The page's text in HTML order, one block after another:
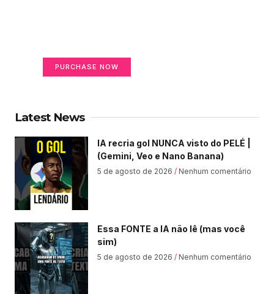
PURCHASE NOW
Latest News
IA recria gol NUNCA visto do PELÉ |
(Gemini, Veo e Nano Banana)
5 de agosto de 2026 Nenhum comentário
Essa FONTE a IA não lê (mas você
sim)
5 de agosto de 2026 Nenhum comentário